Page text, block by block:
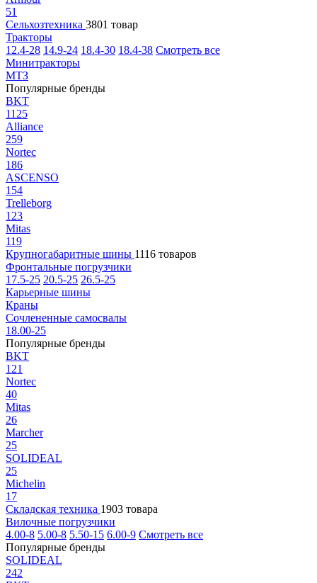
51
Сельхозтехника 3801 товар
Тракторы
12.4-28 14.9-24 18.4-30 18.4-38 Смотреть все
Минитракторы
МТЗ
Популярные бренды
BKT
1125
Alliance
259
Nortec
186
ASCENSO
154
Trelleborg
123
Mitas
119
Крупногабаритные шины 1116 товаров
Фронтальные погрузчики
17.5-25 20.5-25 26.5-25
Карьерные шины
Краны
Сочлененные самосвалы
18.00-25
Популярные бренды
BKT
121
Nortec
40
Mitas
26
Marcher
25
SOLIDEAL
25
Michelin
17
Складская техника 1903 товара
Вилочные погрузчики
4.00-8 5.00-8 5.50-15 6.00-9 Смотреть все
Популярные бренды
SOLIDEAL
242